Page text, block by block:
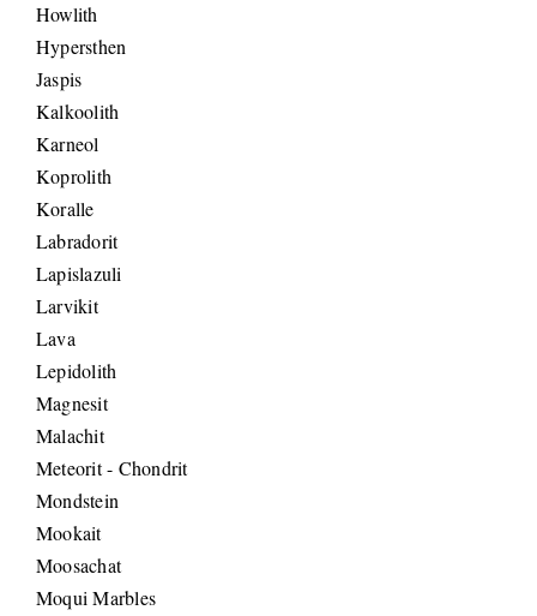
Howlith
Hypersthen
Jaspis
Kalkoolith
Karneol
Koprolith
Koralle
Labradorit
Lapislazuli
Larvikit
Lava
Lepidolith
Magnesit
Malachit
Meteorit - Chondrit
Mondstein
Mookait
Moosachat
Moqui Marbles